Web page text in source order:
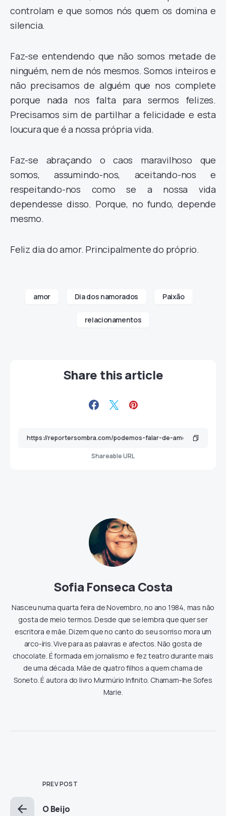
controlam e que somos nós quem os domina e
silencia.
Faz-se entendendo que não somos metade de
ninguém, nem de nós mesmos. Somos inteiros e
não precisamos de alguém que nos complete
porque nada nos falta para sermos felizes.
Precisamos sim de partilhar a felicidade e esta
loucura que é a nossa própria vida.
Faz-se abraçando o caos maravilhoso que
somos, assumindo-nos, aceitando-nos e
respeitando-nos como se a nossa vida
dependesse disso. Porque, no fundo, depende
mesmo.
Feliz dia do amor. Principalmente do próprio.
amor Dia dos namorados Paixão
relacionamentos
Share this article
Shareable URL
Sofia Fonseca Costa
Nasceu numa quarta feira de Novembro, no ano 1984, mas não
gosta de meio termos. Desde que se lembra que quer ser
escritora e mãe. Dizem que no canto do seu sorriso mora um
arco-íris. Vive para as palavras e afectos. Não gosta de
chocolate. É formada em jornalismo e fez teatro durante mais
de uma década. Mãe de quatro filhos a quem chama de
Soneto. É autora do livro Murmúrio Infinito. Chamam-lhe Sofes
Marie.
PREV POST
O Beijo